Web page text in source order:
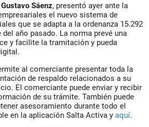
Gustavo Sáenz, presentó ayer ante la
el nuevo sistema de
que se adapta a la ordenanza 15.292
año pasado. La norma prevé una
y facilite la tramitación y pueda
al comerciante presentar toda la
de respaldo relacionados a su
El comerciante puede enviar y recibir
de su trámite. También puede
asesoramiento durante todo el
en la aplicación Salta Activa y aquí.